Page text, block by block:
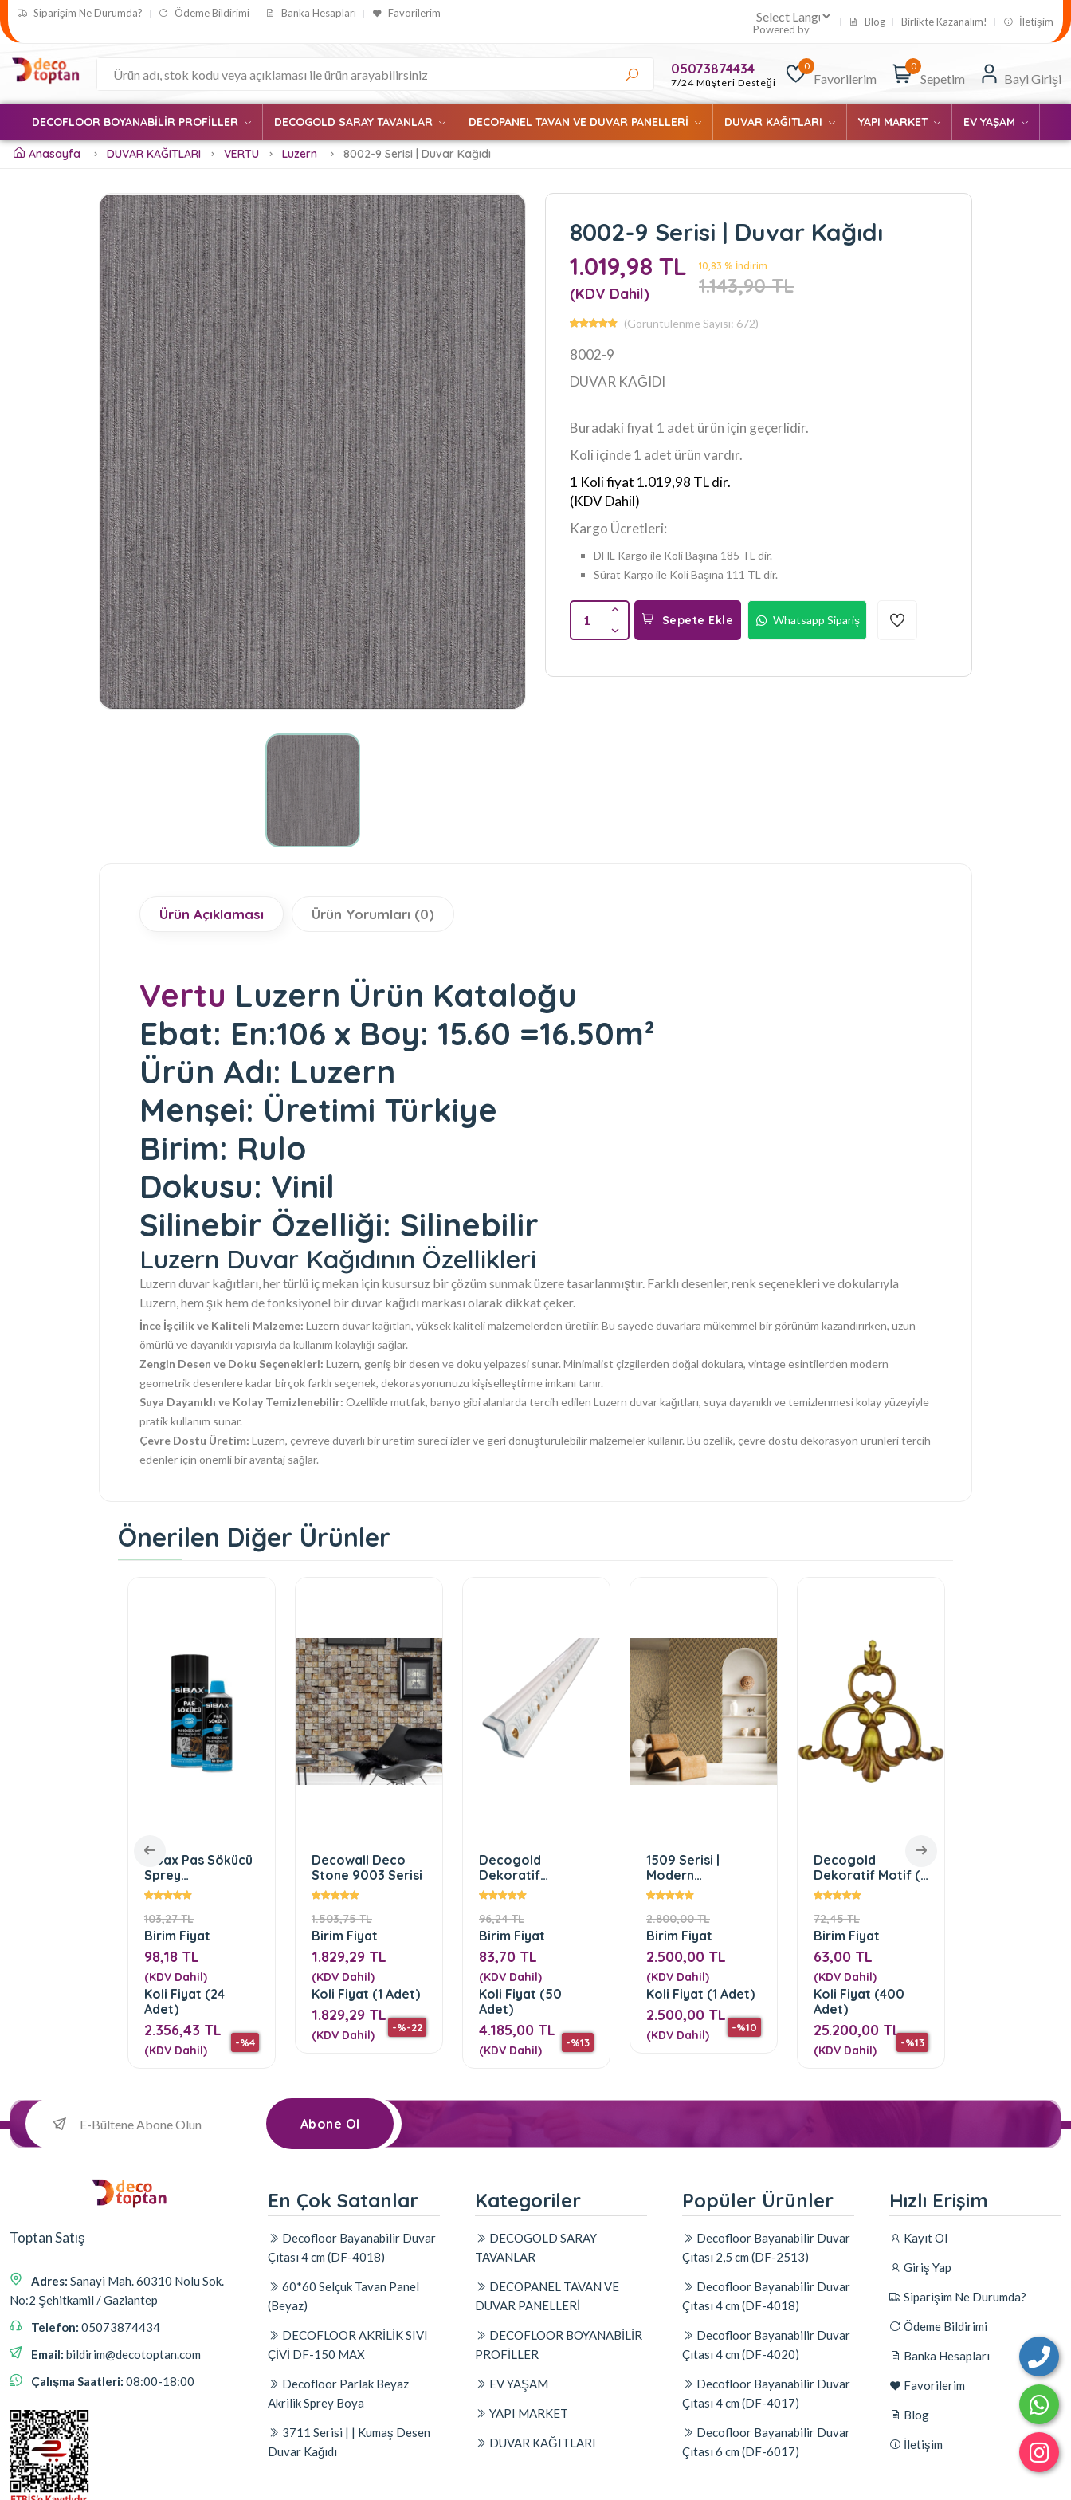
Siparişim Ne Durumda? Ödeme Bildirimi Banka Hesapları
Favorilerim
Powered by
Blog Birlikte Kazanalım! İletişim
05073874434
7/24 Müşteri Desteği
0
Favorilerim
0
Sepetim Bayi Girişi
DECOFLOOR BOYANABİLİR PROFİLLER DECOGOLD SARAY TAVANLAR DECOPANEL TAVAN VE DUVAR PANELLERİ DUVAR KAĞITLARI YAPI MARKET EV YAŞAM
Anasayfa DUVAR KAĞITLARI VERTU Luzern 8002-9 Serisi | Duvar Kağıdı
8002-9 Serisi | Duvar Kağıdı
1.019,98 TL
(KDV Dahil)
10,83 % İndirim
1.143,90 TL
(Görüntülenme Sayısı: 672)
8002-9
DUVAR KAĞIDI
Buradaki fiyat 1 adet ürün için geçerlidir.
Koli içinde 1 adet ürün vardır.
1 Koli fiyat 1.019,98 TL dir.
(KDV Dahil)
Kargo Ücretleri:
DHL Kargo ile Koli Başına 185 TL dir.
Sürat Kargo ile Koli Başına 111 TL dir.
1 Sepete Ekle Whatsapp Sipariş
Ürün Açıklaması Ürün Yorumları (0)
Vertu Luzern Ürün Kataloğu
Ebat: En:106 x Boy: 15.60 =16.50m²
Ürün Adı: Luzern
Menşei: Üretimi Türkiye
Birim: Rulo
Dokusu: Vinil
Silinebir Özelliği: Silinebilir
Luzern Duvar Kağıdının Özellikleri
Luzern duvar kağıtları, her türlü iç mekan için kusursuz bir çözüm sunmak üzere tasarlanmıştır. Farklı desenler, renk seçenekleri ve dokularıyla
Luzern, hem şık hem de fonksiyonel bir duvar kağıdı markası olarak dikkat çeker.
İnce İşçilik ve Kaliteli Malzeme: Luzern duvar kağıtları, yüksek kaliteli malzemelerden üretilir. Bu sayede duvarlara mükemmel bir görünüm kazandırırken, uzun
ömürlü ve dayanıklı yapısıyla da kullanım kolaylığı sağlar.
Zengin Desen ve Doku Seçenekleri: Luzern, geniş bir desen ve doku yelpazesi sunar. Minimalist çizgilerden doğal dokulara, vintage esintilerden modern
geometrik desenlere kadar birçok farklı seçenek, dekorasyonunuzu kişiselleştirme imkanı tanır.
Suya Dayanıklı ve Kolay Temizlenebilir: Özellikle mutfak, banyo gibi alanlarda tercih edilen Luzern duvar kağıtları, suya dayanıklı ve temizlenmesi kolay yüzeyiyle
pratik kullanım sunar.
Çevre Dostu Üretim: Luzern, çevreye duyarlı bir üretim süreci izler ve geri dönüştürülebilir malzemeler kullanır. Bu özellik, çevre dostu dekorasyon ürünleri tercih
edenler için önemli bir avantaj sağlar.
Önerilen Diğer Ürünler
Sibax Pas Sökücü
Sprey
SB2000(400mL)
103,27 TL
-%4
Birim Fiyat
98,18 TL
(KDV Dahil)
Koli Fiyat (24
Adet)
2.356,43 TL
(KDV Dahil)
Decowall Deco
Stone 9003 Serisi
1.503,75 TL
-%-22
Birim Fiyat
1.829,29 TL
(KDV Dahil)
Koli Fiyat (1 Adet)
1.829,29 TL
(KDV Dahil)
Decogold
Dekoratif
Kartonpiyer (
Altın)
96,24 TL
-%13
Birim Fiyat
83,70 TL
(KDV Dahil)
Koli Fiyat (50
Adet)
4.185,00 TL
(KDV Dahil)
1509 Serisi |
Modern
Geometrik Desen
2.800,00 TL
-%10
Birim Fiyat
2.500,00 TL
(KDV Dahil)
Koli Fiyat (1 Adet)
2.500,00 TL
(KDV Dahil)
Decogold
Dekoratif Motif (
DGM-51-Kahve)
72,45 TL
-%13
Birim Fiyat
63,00 TL
(KDV Dahil)
Koli Fiyat (400
Adet)
25.200,00 TL
(KDV Dahil)
Abone Ol
Toptan Satış
Adres: Sanayi Mah. 60310 Nolu Sok.
No:2 Şehitkamil / Gaziantep
Telefon: 05073874434
Email: bildirim@decotoptan.com
Çalışma Saatleri: 08:00-18:00
En Çok Satanlar
Decofloor Bayanabilir Duvar
Çıtası 4 cm (DF-4018)
60*60 Selçuk Tavan Panel
(Beyaz)
DECOFLOOR AKRİLİK SIVI
ÇİVİ DF-150 MAX
Decofloor Parlak Beyaz
Akrilik Sprey Boya
3711 Serisi | | Kumaş Desen
Duvar Kağıdı
Kategoriler
DECOGOLD SARAY
TAVANLAR
DECOPANEL TAVAN VE
DUVAR PANELLERİ
DECOFLOOR BOYANABİLİR
PROFİLLER
EV YAŞAM
YAPI MARKET
DUVAR KAĞITLARI
Popüler Ürünler
Decofloor Bayanabilir Duvar
Çıtası 2,5 cm (DF-2513)
Decofloor Bayanabilir Duvar
Çıtası 4 cm (DF-4018)
Decofloor Bayanabilir Duvar
Çıtası 4 cm (DF-4020)
Decofloor Bayanabilir Duvar
Çıtası 4 cm (DF-4017)
Decofloor Bayanabilir Duvar
Çıtası 6 cm (DF-6017)
Hızlı Erişim
Kayıt Ol
Giriş Yap
Siparişim Ne Durumda?
Ödeme Bildirimi
Banka Hesapları
Favorilerim
Blog
İletişim